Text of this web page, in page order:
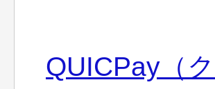
QUICPay（